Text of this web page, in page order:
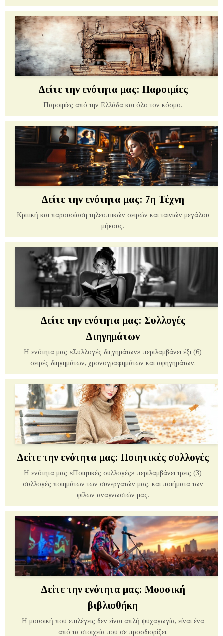
Δείτε την ενότητα μας: Παροιμίες
Παροιμίες από την Ελλάδα και όλο τον κόσμο.
Δείτε την ενότητα μας: 7η Τέχνη
Κριτική και παρουσίαση τηλεοπτικών σειρών και ταινιών μεγάλου
μήκους.
Δείτε την ενότητα μας: Συλλογές
Διηγημάτων
Η ενότητα μας «Συλλογές διηγημάτων» περιλαμβάνει έξι (6)
σειρές διηγημάτων, χρονογραφημάτων και αφηγημάτων.
Δείτε την ενότητα μας: Ποιητικές συλλογές
Η ενότητα μας «Ποιητικές συλλογές» περιλαμβάνει τρεις (3)
συλλογές ποιημάτων των συνεργατών μας, και ποιήματα των
φίλων αναγνωστών μας.
Δείτε την ενότητα μας: Μουσική
βιβλιοθήκη
Η μουσική που επιλέγεις δεν είναι απλή ψυχαγωγία, είναι ένα
από τα στοιχεία που σε προσδιορίζει.